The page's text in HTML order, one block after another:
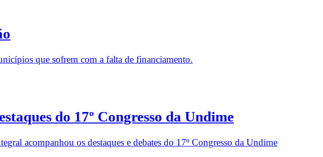
que sofrem com a falta de financiamento.
do 17º Congresso da Undime
acompanhou os destaques e debates do 17º Congresso da Undime